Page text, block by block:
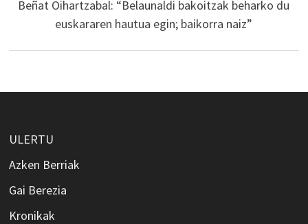
Beñat Oihartzabal: “Belaunaldi bakoitzak beharko du
euskararen hautua egin; baikorra naiz”
ULERTU
Azken Berriak
Gai Berezia
Kronikak